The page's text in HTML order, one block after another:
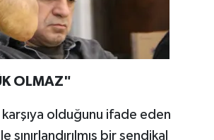
OLMAZ"
karşıya olduğunu ifade eden
bir sendikal